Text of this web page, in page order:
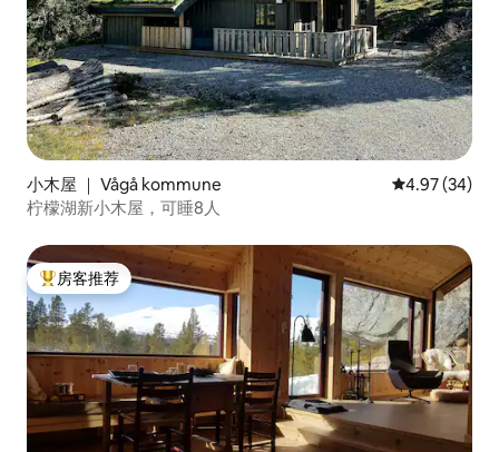
小木屋 ｜ Vågå kommune 平均评分
4.97 (34)
柠檬湖新小木屋，可睡8人
热门「房客推荐」
房客推荐